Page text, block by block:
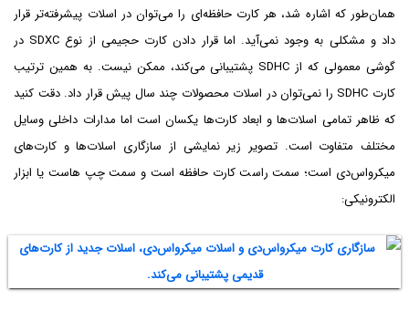
همان‌طور که اشاره شد، هر کارت حافظه‌ای را می‌توان در اسلات پیشرفته‌تر قرار
داد و مشکلی به وجود نمی‌آید. اما قرار دادن کارت حجیمی از نوع SDXC در
گوشی معمولی که از SDHC پشتیبانی می‌کند، ممکن نیست. به همین ترتیب
کارت SDHC را نمی‌توان در اسلات محصولات چند سال پیش قرار داد. دقت کنید
که ظاهر تمامی اسلات‌ها و ابعاد کارت‌ها یکسان است اما مدارات داخلی وسایل
مختلف متفاوت است. تصویر زیر نمایشی از سازگاری اسلات‌ها و کارت‌های
میکرواس‌دی است؛ سمت راست کارت حافظه است و سمت چپ هاست یا ابزار
الکترونیکی: